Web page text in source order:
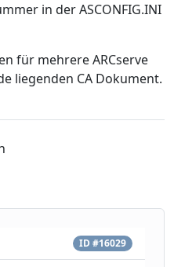
in der ASCONFIG.INI
für mehrere ARCserve
liegenden CA Dokument.
ID #16029